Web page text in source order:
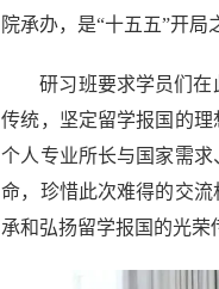
院承办，是“十五五”开
研习班要求学员们
传统，坚定留学报国的
个人专业所长与国家需
命，珍惜此次难得的交
承和弘扬留学报国的光荣